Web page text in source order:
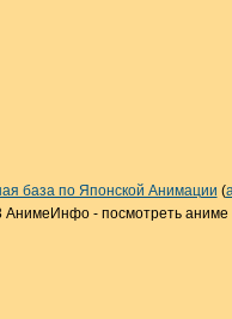
база по Японской Анимации (
АнимеИнфо - посмотреть аниме